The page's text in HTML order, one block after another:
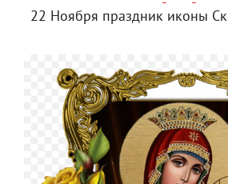
22 Ноября праздник иконы